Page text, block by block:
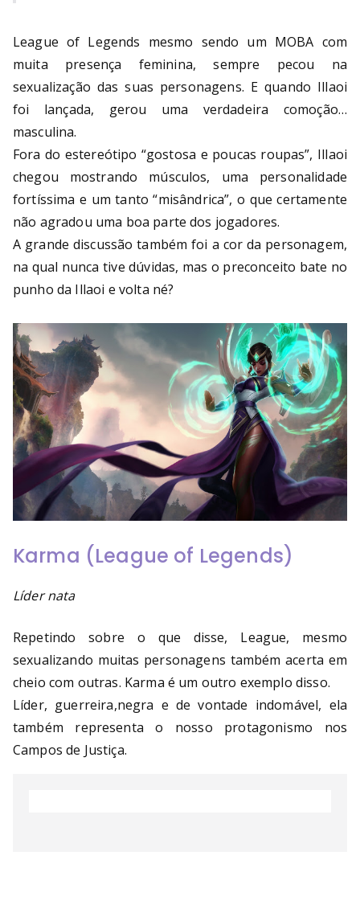
League of Legends mesmo sendo um MOBA com
muita presença feminina, sempre pecou na
sexualização das suas personagens. E quando Illaoi
foi lançada, gerou uma verdadeira comoção…
masculina.
Fora do estereótipo “gostosa e poucas roupas”, Illaoi
chegou mostrando músculos, uma personalidade
fortíssima e um tanto “misândrica”, o que certamente
não agradou uma boa parte dos jogadores.
A grande discussão também foi a cor da personagem,
na qual nunca tive dúvidas, mas o preconceito bate no
punho da Illaoi e volta né?
Karma (League of Legends)
Líder nata
Repetindo sobre o que disse, League, mesmo
sexualizando muitas personagens também acerta em
cheio com outras. Karma é um outro exemplo disso.
Líder, guerreira,negra e de vontade indomável, ela
também representa o nosso protagonismo nos
Campos de Justiça.